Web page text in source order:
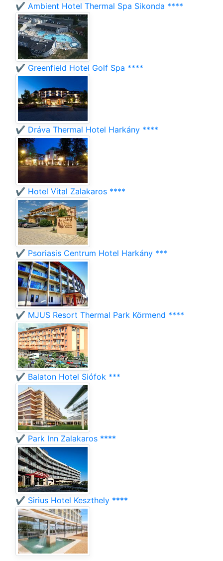
✔️ Ambient Hotel Thermal Spa Sikonda ****
✔️ Greenfield Hotel Golf Spa ****
✔️ Dráva Thermal Hotel Harkány ****
✔️ Hotel Vital Zalakaros ****
✔️ Psoriasis Centrum Hotel Harkány ***
✔️ MJUS Resort Thermal Park Körmend ****
✔️ Balaton Hotel Siófok ***
✔️ Park Inn Zalakaros ****
✔️ Sirius Hotel Keszthely ****